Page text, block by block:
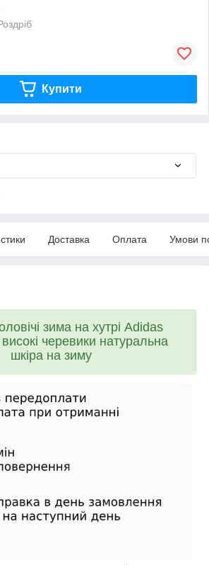
Купити
Доставка Оплата Умови
зима на хутрі Adidas
високі черевики натуральна
шкіра на зиму